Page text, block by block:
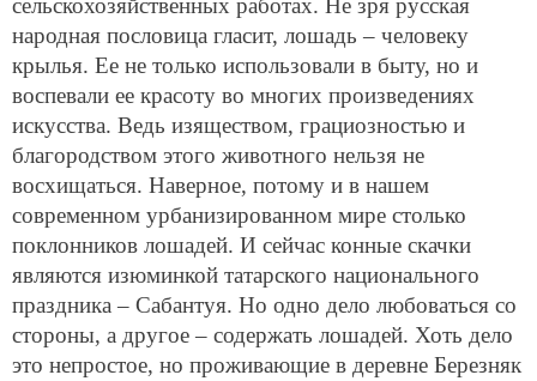
сельскохозяйственных работах. Не зря русская
народная пословица гласит, лошадь – человеку
крылья. Ее не только использовали в быту, но и
воспевали ее красоту во многих произведениях
искусства. Ведь изяществом, грациозностью и
благородством этого животного нельзя не
восхищаться. Наверное, потому и в нашем
современном урбанизированном мире столько
поклонников лошадей. И сейчас конные скачки
являются изюминкой татарского национального
праздника – Сабантуя. Но одно дело любоваться со
стороны, а другое – содержать лошадей. Хоть дело
это непростое, но проживающие в деревне Березняк